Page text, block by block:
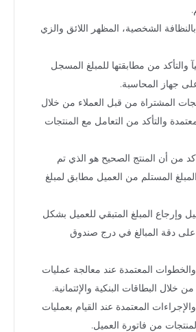
بالنظافة الشخصية، المظهر اللائق والزي
والتأكد من مطابقتها للمبلغ المسجل
جهاز المحاسبة.
المشتراة من قبل العملاء من خلال
والتأكد من التعامل مع المنتجات
من أن المنتج الصحيح هو الذي تم
المستلم من العميل مطابق لمبلغ
وإرجاع المبلغ المتبقي للعميل بشكل
دقة المبالغ في درج صندوق
المعتمدة عند معالجة عمليات
خلال البطاقات البنكية والإئتمانية.
المعتمدة عند القيام بعمليات
من فاتورة العميل.